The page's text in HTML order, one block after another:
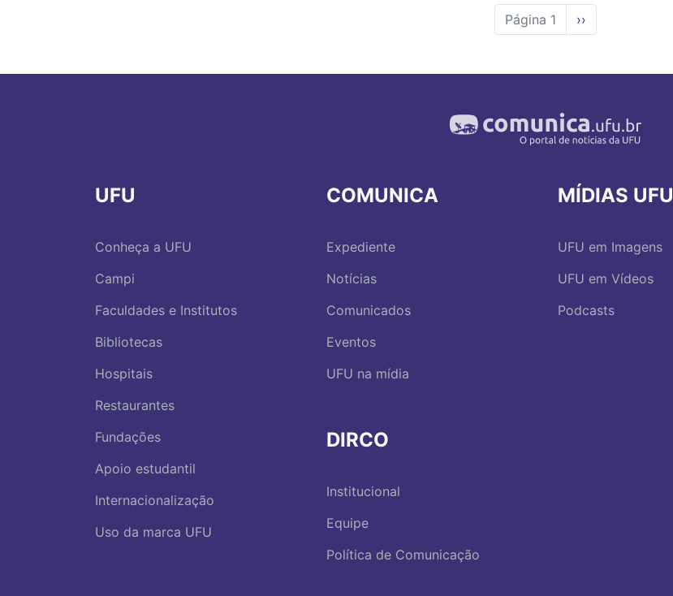
Página 1
Próxima
página
››
UFU
Conheça a UFU
Campi
Faculdades e Institutos
Bibliotecas
Hospitais
Restaurantes
Fundações
Apoio estudantil
Internacionalização
Uso da marca UFU
COMUNICA
Expediente
Notícias
Comunicados
Eventos
UFU na mídia
DIRCO
Institucional
Equipe
Política de Comunicação
MÍDIAS UFU
UFU em Imagens
UFU em Vídeos
Podcasts